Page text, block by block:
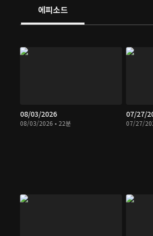
에피소드
08/03/2026
08/03/2026 • 22분
07/27/
07/27/